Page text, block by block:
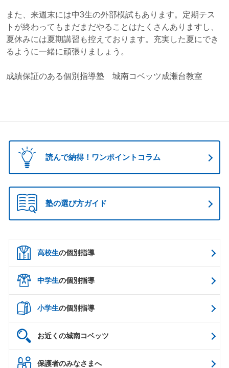
また、来週末には中3生の外部模試もあります。定期テス
トが終わってもまだまだやることはたくさんありますし、
夏休みには夏期講習も控えております。充実した夏にでき
るように一緒に頑張りましょう。
成績保証のある個別指導塾 城南コベッツ成瀬台教室
読んで納得！ワンポイントコラム
塾の選び方ガイド
高校生の個別指導
中学生の個別指導
小学生の個別指導
お近くの城南コベッツ
保護者のみなさまへ